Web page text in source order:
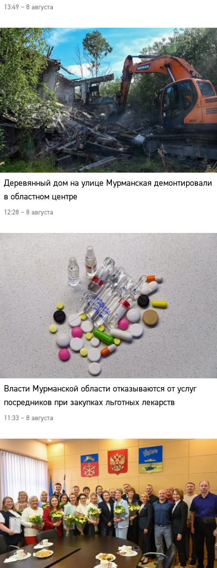
13:49 – 8 августа
Деревянный дом на улице Мурманская демонтировали
в областном центре
12:28 – 8 августа
Власти Мурманской области отказываются от услуг
посредников при закупках льготных лекарств
11:33 – 8 августа